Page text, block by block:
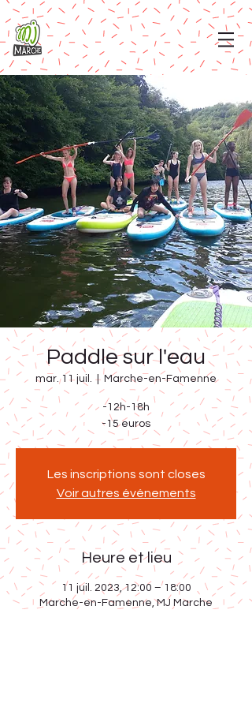
Paddle sur l'eau
mar. 11 juil.
  |
Marche-en-Famenne
-12h-18h
-15 euros
Les inscriptions sont closes
Voir autres événements
Heure et lieu
11 juil. 2023, 12:00 – 18:00
Marche-en-Famenne, MJ Marche